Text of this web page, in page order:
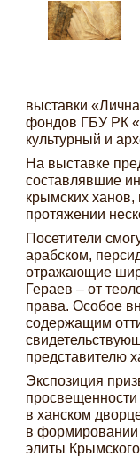
выставки
фондов ГБУ РК
культурный и
На выставке
составлявшие
крымских
протяжении
Посетители
арабском,
отражающие
Гераев – от
права. Особое
содержащим
представителю
Экспозиция
просвещенности
в ханском
в формировании
элиты